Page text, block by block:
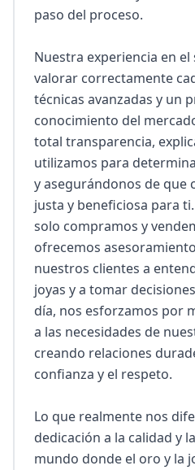
paso del proceso.
Nuestra experiencia en
valorar correctamente
técnicas avanzadas y un
conocimiento del
total transparencia,
utilizamos para
y asegurándonos de que
justa y beneficiosa para
solo compramos y
ofrecemos
nuestros clientes a
joyas y a tomar
día, nos esforzamos por
a las necesidades de
creando relaciones
confianza y el respeto.
Lo que realmente nos
dedicación a la calidad y
mundo donde el oro y la